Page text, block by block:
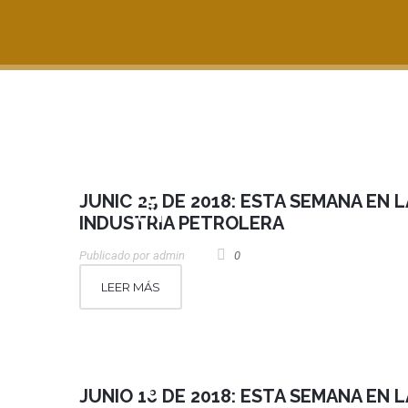
25
JUN
JUNIO 25 DE 2018: ESTA SEMANA EN
INDUSTRIA PETROLERA
Publicado por Admin 0
LEER MÁS
18
JUNIO 18 DE 2018: ESTA SEMANA EN